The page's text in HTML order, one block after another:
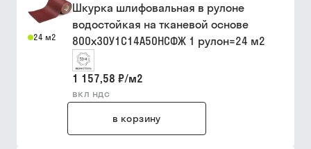
24 м2
Шкурка шлифовальная в рулоне
водостойкая на тканевой основе
800х30У1С14А50НСФЖ 1 рулон=24 м2
1 157,58 ₽/м2
вкл ндс
в корзину